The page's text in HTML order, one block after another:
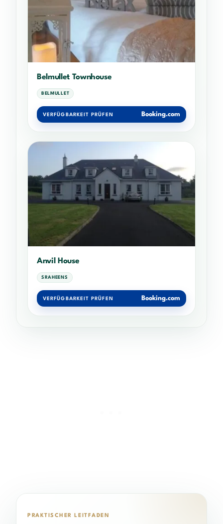
Belmullet Townhouse
BELMULLET
VERFÜGBARKEIT PRÜFEN Booking.com
Anvil House
SRAHEENS
VERFÜGBARKEIT PRÜFEN Booking.com
PRAKTISCHER LEITFADEN